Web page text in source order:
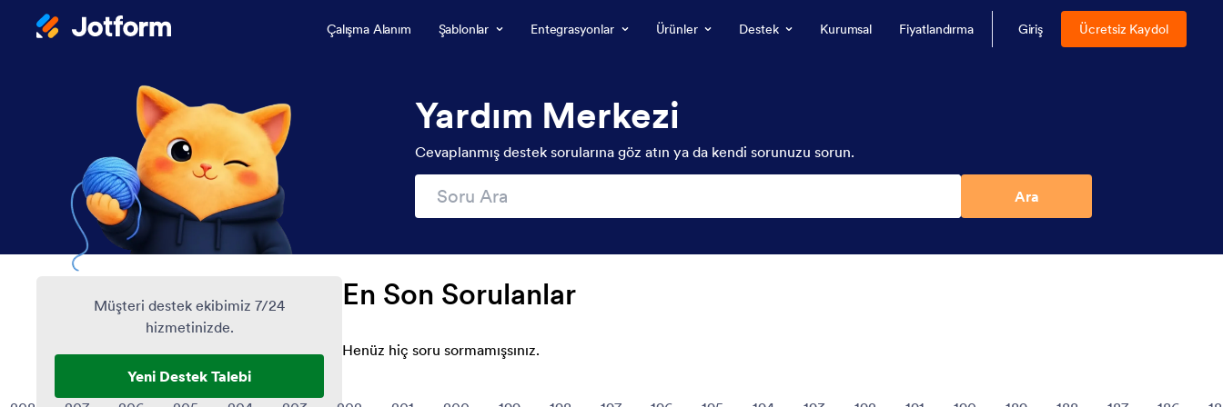
Çalışma Alanım Şablonlar Entegrasyonlar Ürünler Destek Kurumsal Fiyatlandırma Giriş Ücretsiz Kaydol
Yardım Merkezi
Cevaplanmış destek sorularına göz atın ya da kendi sorunuzu sorun.
Ara
Müşteri destek ekibimiz 7/24
hizmetinizde.
Yeni Destek Talebi
En Son Sorulanlar
Henüz hiç soru sormamışsınız.